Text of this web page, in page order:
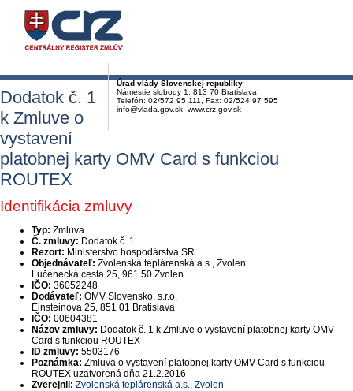
Úrad vlády Slovenskej republiky
Námestie slobody 1, 813 70 Bratislava
Telefón: 02/572 95 111, Fax: 02/524 97 595
info@vlada.gov.sk www.crz.gov.sk
Dodatok č. 1
k Zmluve o
vystavení
platobnej karty OMV Card s funkciou
ROUTEX
Identifikácia zmluvy
Typ: Zmluva
Č. zmluvy: Dodatok č. 1
Rezort: Ministerstvo hospodárstva SR
Objednávateľ: Zvolenská teplárenská a.s., Zvolen
Lučenecká cesta 25, 961 50 Zvolen
IČO: 36052248
Dodávateľ: OMV Slovensko, s.r.o.
Einsteinova 25, 851 01 Bratislava
IČO: 00604381
Názov zmluvy: Dodatok č. 1 k Zmluve o vystavení platobnej karty OMV
Card s funkciou ROUTEX
ID zmluvy: 5503176
Poznámka: Zmluva o vystavení platobnej karty OMV Card s funkciou
ROUTEX uzatvorená dňa 21.2.2016
Zverejnil: Zvolenská teplárenská a.s., Zvolen